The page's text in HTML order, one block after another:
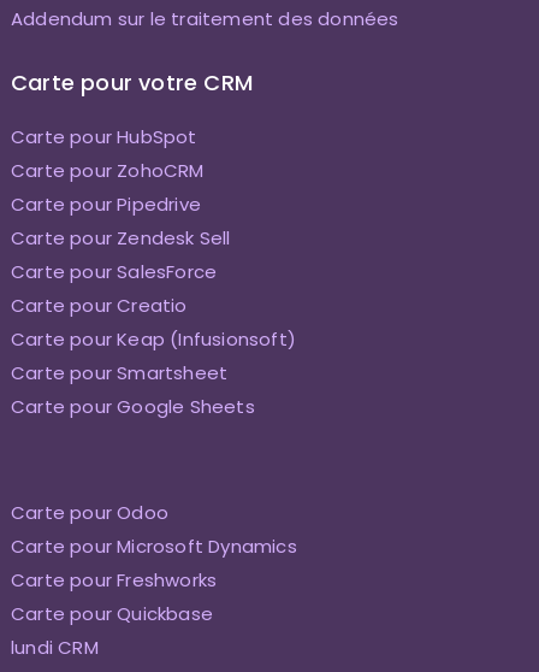
Addendum sur le traitement des données
Carte pour votre CRM
Carte pour HubSpot
Carte pour ZohoCRM
Carte pour Pipedrive
Carte pour Zendesk Sell
Carte pour SalesForce
Carte pour Creatio
Carte pour Keap (Infusionsoft)
Carte pour Smartsheet
Carte pour Google Sheets
Carte pour Odoo
Carte pour Microsoft Dynamics
Carte pour Freshworks
Carte pour Quickbase
lundi CRM